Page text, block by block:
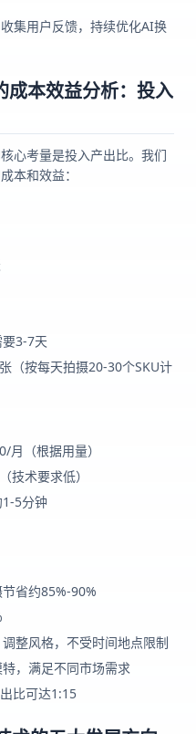
集用户反馈，持续优化AI换
成本效益分析：投入
心考量是投入产出比。我们
本和效益：
3-7天
（按每天拍摄20-30个SKU计
（根据用量）
技术要求低）
5分钟
省约85%-90%
整风格，不受时间地点限制
，满足不同市场需求
比可达1:15